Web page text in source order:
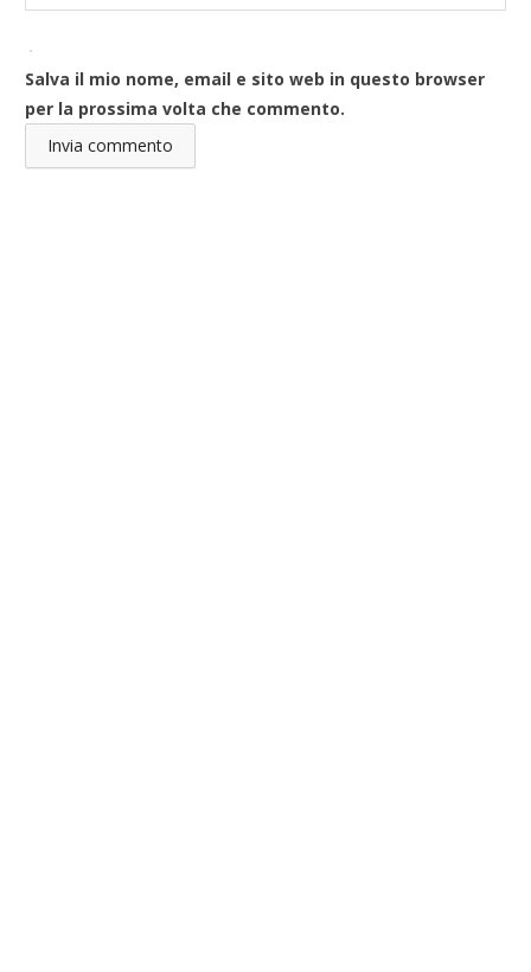
Salva il mio nome, email e sito web in questo browser
per la prossima volta che commento.